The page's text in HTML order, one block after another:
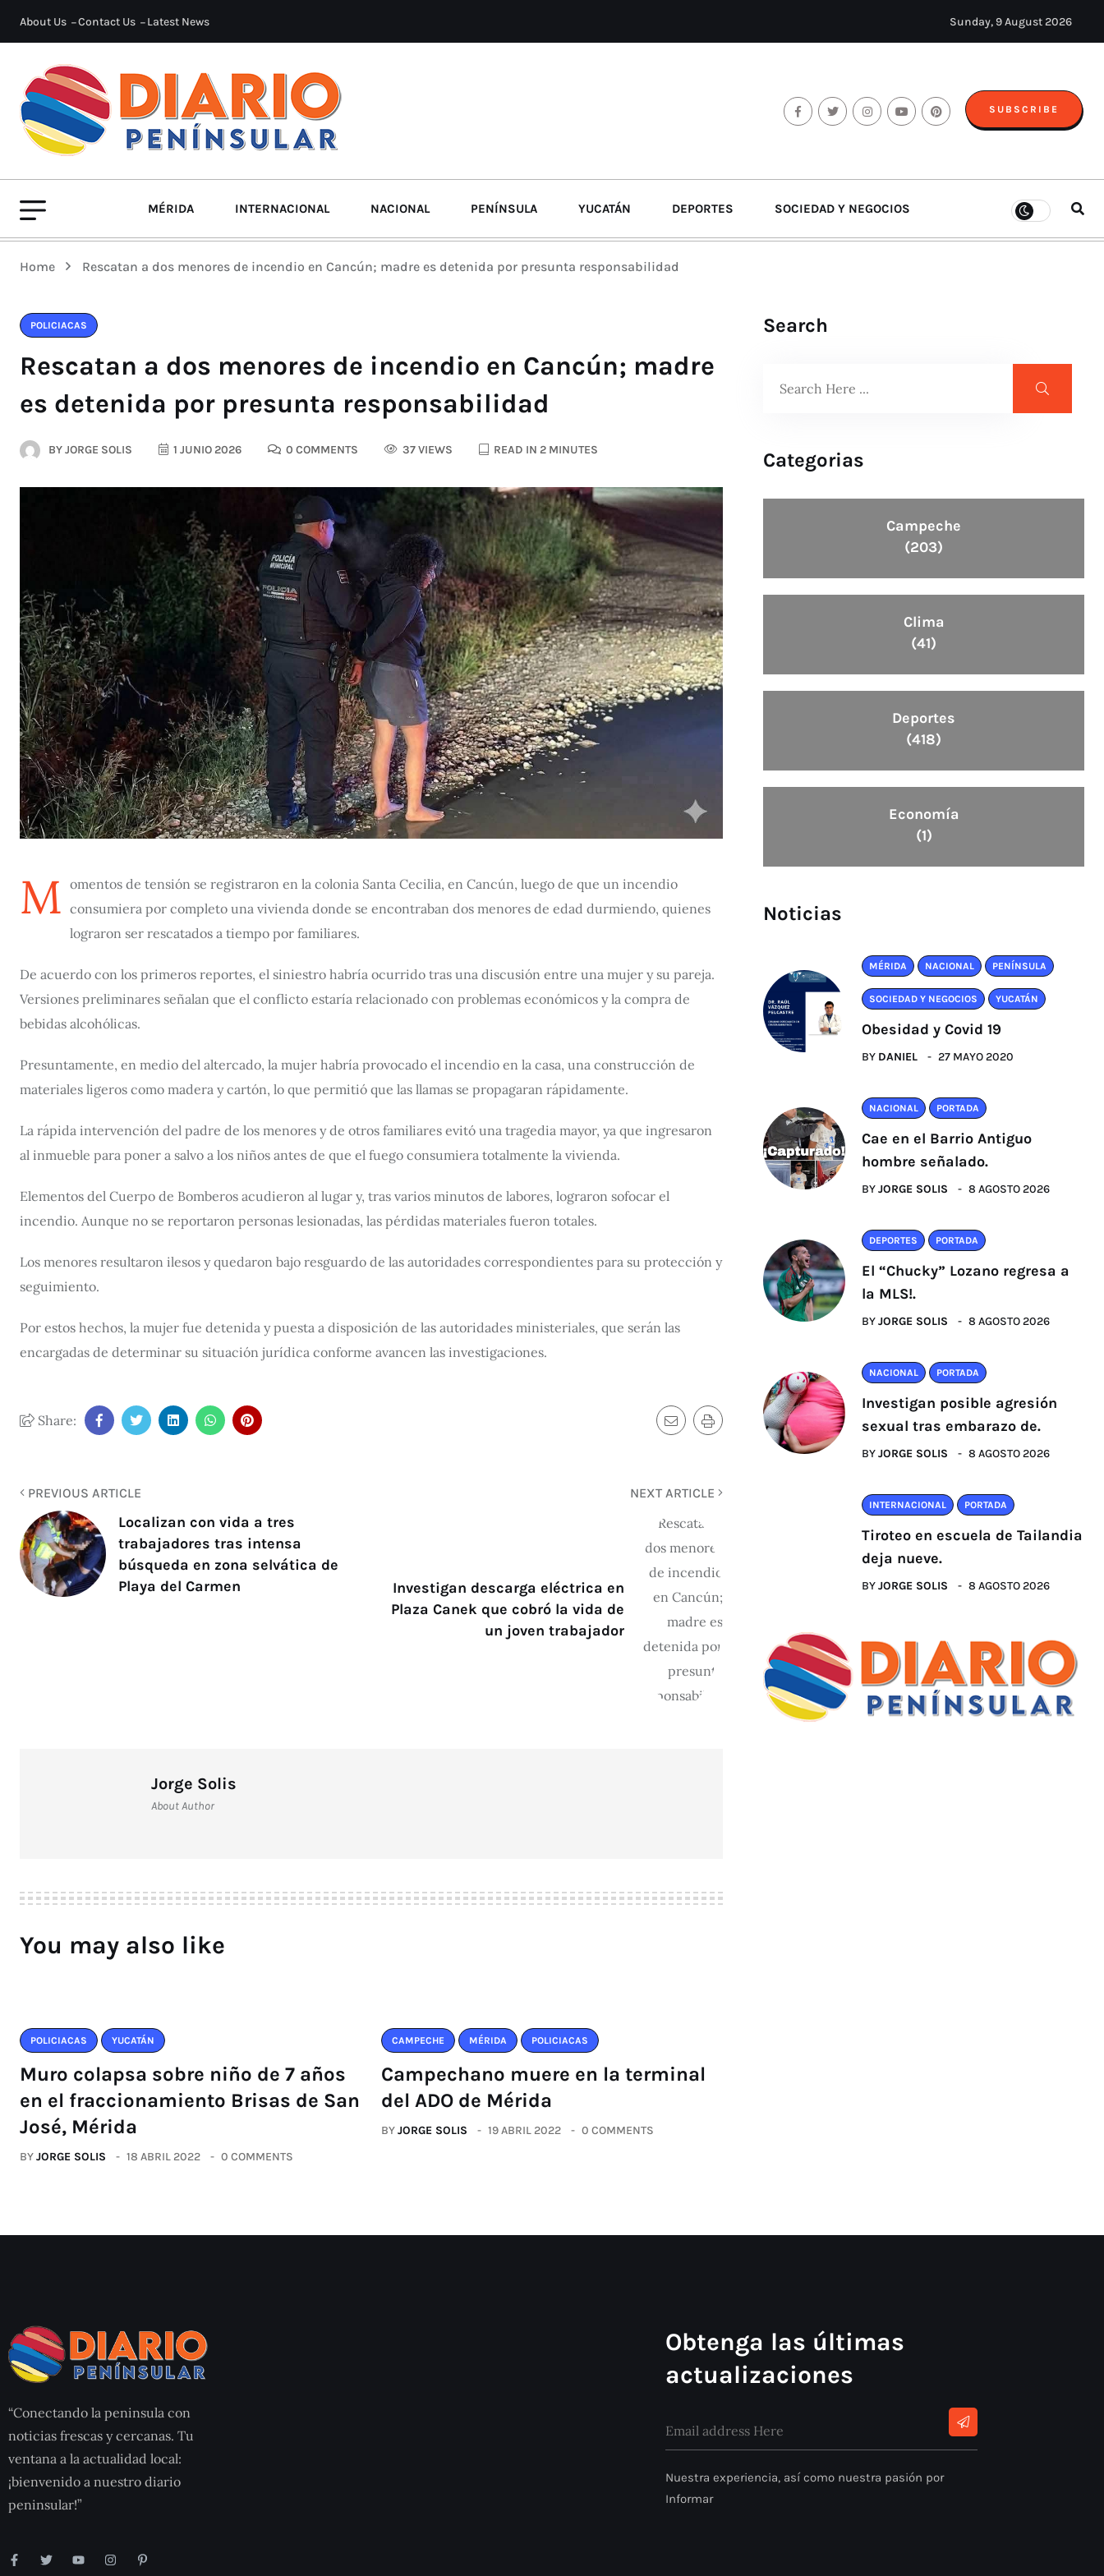
About Us Contact Us Latest News Sunday, 9 August 2026
SUBSCRIBE
MÉRIDA INTERNACIONAL NACIONAL PENÍNSULA YUCATÁN DEPORTES SOCIEDAD Y NEGOCIOS
Home Rescatan a dos menores de incendio en Cancún; madre es detenida por presunta responsabilidad
POLICIACAS
Rescatan a dos menores de incendio en Cancún; madre
es detenida por presunta responsabilidad
BYJORGE SOLIS 1 JUNIO 2026 0 COMMENTS 37 VIEWS READ IN 2 MINUTES
M omentos de tensión se registraron en la colonia Santa Cecilia, en Cancún, luego de que un incendio
consumiera por completo una vivienda donde se encontraban dos menores de edad durmiendo, quienes
lograron ser rescatados a tiempo por familiares.
De acuerdo con los primeros reportes, el siniestro habría ocurrido tras una discusión entre una mujer y su pareja.
Versiones preliminares señalan que el conflicto estaría relacionado con problemas económicos y la compra de
bebidas alcohólicas.
Presuntamente, en medio del altercado, la mujer habría provocado el incendio en la casa, una construcción de
materiales ligeros como madera y cartón, lo que permitió que las llamas se propagaran rápidamente.
La rápida intervención del padre de los menores y de otros familiares evitó una tragedia mayor, ya que ingresaron
al inmueble para poner a salvo a los niños antes de que el fuego consumiera totalmente la vivienda.
Elementos del Cuerpo de Bomberos acudieron al lugar y, tras varios minutos de labores, lograron sofocar el
incendio. Aunque no se reportaron personas lesionadas, las pérdidas materiales fueron totales.
Los menores resultaron ilesos y quedaron bajo resguardo de las autoridades correspondientes para su protección y
seguimiento.
Por estos hechos, la mujer fue detenida y puesta a disposición de las autoridades ministeriales, que serán las
encargadas de determinar su situación jurídica conforme avancen las investigaciones.
Share:
PREVIOUS ARTICLE
Localizan con vida a tres
trabajadores tras intensa
búsqueda en zona selvática de
Playa del Carmen
NEXT ARTICLE
Investigan descarga eléctrica en
Plaza Canek que cobró la vida de
un joven trabajador
Jorge Solis
About Author
You may also like
POLICIACAS YUCATÁN
Muro colapsa sobre niño de 7 años
en el fraccionamiento Brisas de San
José, Mérida
BYJORGE SOLIS 18 ABRIL 2022 0 COMMENTS
CAMPECHE MÉRIDA POLICIACAS
Campechano muere en la terminal
del ADO de Mérida
BYJORGE SOLIS 19 ABRIL 2022 0 COMMENTS
Search
Categorias
Campeche
(203)
Clima
(41)
Deportes
(418)
Economía
(1)
Noticias
MÉRIDA NACIONAL PENÍNSULA
SOCIEDAD Y NEGOCIOS YUCATÁN
Obesidad y Covid 19
BY DANIEL 27 MAYO 2020
NACIONAL PORTADA
Cae en el Barrio Antiguo
hombre señalado.
BYJORGE SOLIS 8 AGOSTO 2026
DEPORTES PORTADA
El “Chucky” Lozano regresa a
la MLS!.
BYJORGE SOLIS 8 AGOSTO 2026
NACIONAL PORTADA
Investigan posible agresión
sexual tras embarazo de.
BYJORGE SOLIS 8 AGOSTO 2026
INTERNACIONAL PORTADA
Tiroteo en escuela de Tailandia
deja nueve.
BYJORGE SOLIS 8 AGOSTO 2026
“Conectando la peninsula con
noticias frescas y cercanas. Tu
ventana a la actualidad local:
¡bienvenido a nuestro diario
peninsular!”
Obtenga las últimas
actualizaciones
Nuestra experiencia, así como nuestra pasión por
Informar